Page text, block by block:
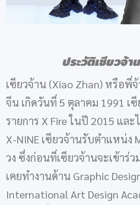
ประวัติเซียวจ้าน
เซียวจ้าน (Xiao Zhan) หรือพี่
จีน เกิดวันที่ 5 ตุลาคม 1991 เ
รายการ X Fire ในปี 2015 แล
X-NINE เซียวจ้านรับตำแหน่ง
วง ซึ่งก่อนที่เซียวจ้านจะเข้าร่ว
เคยทำงานด้าน Graphic
International Art Design